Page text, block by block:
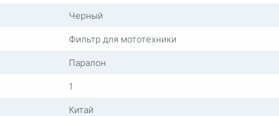
Черный
Фильтр для мототехники
Паралон
1
Китай